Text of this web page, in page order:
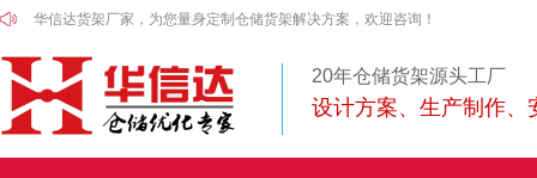
华信达货架厂家，为您量身定制仓储货架解决方案，欢迎咨询！
20年仓储货架源头工厂
设计方案、生产制作、